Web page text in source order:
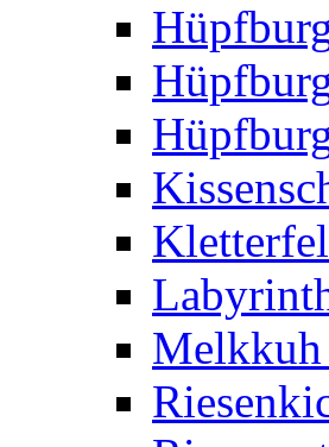
Melkkuh